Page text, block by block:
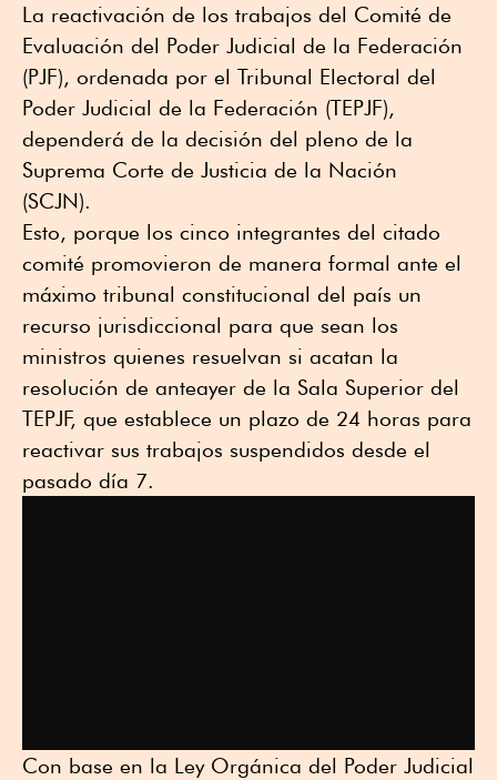
La reactivación de los trabajos del Comité de
Evaluación del Poder Judicial de la Federación
(PJF), ordenada por el Tribunal Electoral del
Poder Judicial de la Federación (TEPJF),
dependerá de la decisión del pleno de la
Suprema Corte de Justicia de la Nación
(SCJN).
Esto, porque los cinco integrantes del citado
comité promovieron de manera formal ante el
máximo tribunal constitucional del país un
recurso jurisdiccional para que sean los
ministros quienes resuelvan si acatan la
resolución de anteayer de la Sala Superior del
TEPJF, que establece un plazo de 24 horas para
reactivar sus trabajos suspendidos desde el
pasado día 7.
Con base en la Ley Orgánica del Poder Judicial